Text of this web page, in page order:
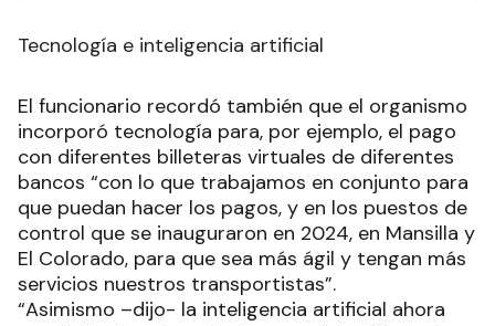
Tecnología e inteligencia artificial
El funcionario recordó también que el organismo
incorporó tecnología para, por ejemplo, el pago
con diferentes billeteras virtuales de diferentes
bancos “con lo que trabajamos en conjunto para
que puedan hacer los pagos, y en los puestos de
control que se inauguraron en 2024, en Mansilla y
El Colorado, para que sea más ágil y tengan más
servicios nuestros transportistas”.
“Asimismo –dijo- la inteligencia artificial ahora